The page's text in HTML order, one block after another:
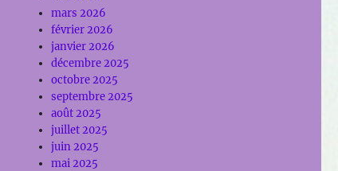
mars 2026
février 2026
janvier 2026
décembre 2025
octobre 2025
septembre 2025
août 2025
juillet 2025
juin 2025
mai 2025